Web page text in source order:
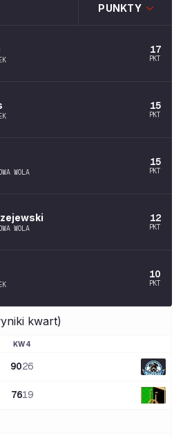
PUNKTY
17
PKT
15
PKT
WOLA
15
PKT
WOLA
12
PKT
10
PKT
kwart)
KW4
9026
7619